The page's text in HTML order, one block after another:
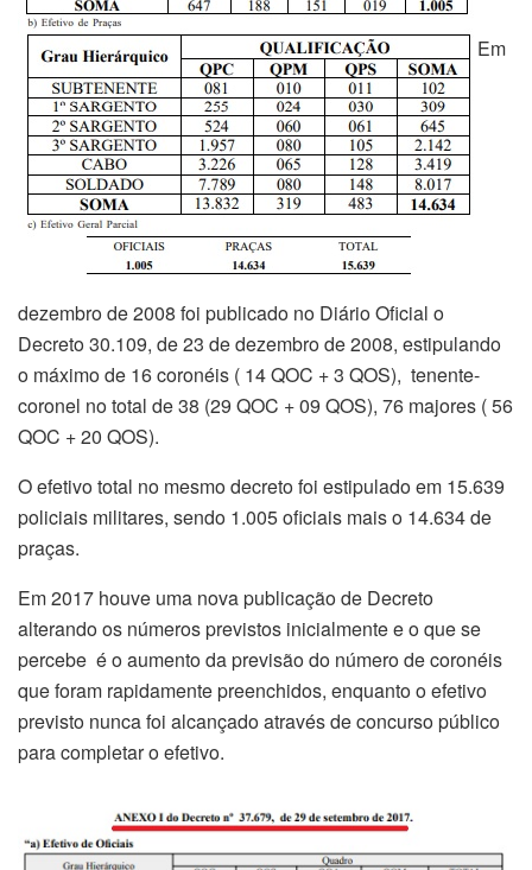
Em
dezembro de 2008 foi publicado no Diário Oficial o
Decreto 30.109, de 23 de dezembro de 2008, estipulando
o máximo de 16 coronéis ( 14 QOC + 3 QOS), tenente-
coronel no total de 38 (29 QOC + 09 QOS), 76 majores ( 56
QOC + 20 QOS).
O efetivo total no mesmo decreto foi estipulado em 15.639
policiais militares, sendo 1.005 oficiais mais o 14.634 de
praças.
Em 2017 houve uma nova publicação de Decreto
alterando os números previstos inicialmente e o que se
percebe é o aumento da previsão do número de coronéis
que foram rapidamente preenchidos, enquanto o efetivo
previsto nunca foi alcançado através de concurso público
para completar o efetivo.